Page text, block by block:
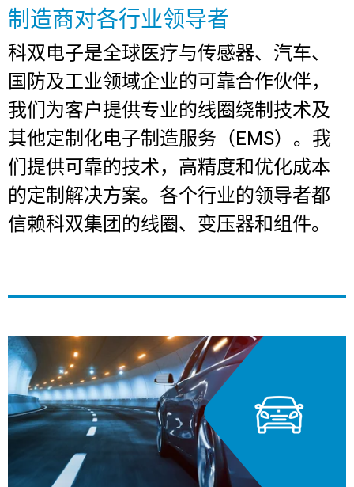
搜索
DE EN FR IT NL SK SV
联系
嵌件成型
灌封
THT组装
工作和职业
制造商对各行业领导者
科双电子是全球医疗与传感器、汽车、
国防及工业领域企业的可靠合作伙伴，
我们为客户提供专业的线圈绕制技术及
其他定制化电子制造服务（EMS）。 我
们提供可靠的技术，高精度和优化成本
的定制解决方案。各个行业的领导者都
信赖科双集团的线圈、变压器和组件。